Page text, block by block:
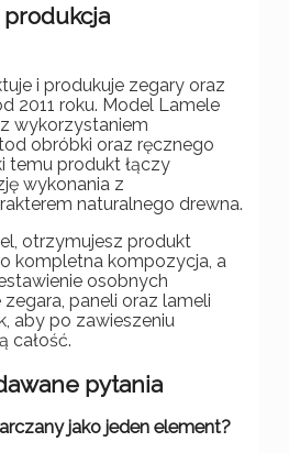
i produkuje zegary oraz
2011 roku. Model Lamele
wykorzystaniem
obróbki oraz ręcznego
temu produkt łączy
wykonania z
naturalnego drewna.
otrzymujesz produkt
kompletna kompozycja, a
osobnych
paneli oraz lameli
aby po zawieszeniu
całość.
pytania
jako jeden element?